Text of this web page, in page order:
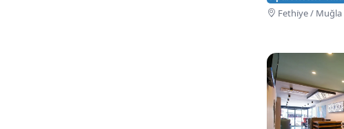
Fethi̇ye / Muğla